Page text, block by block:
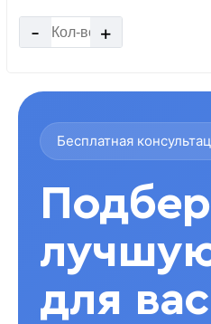
- +
Бесплатная
для вас